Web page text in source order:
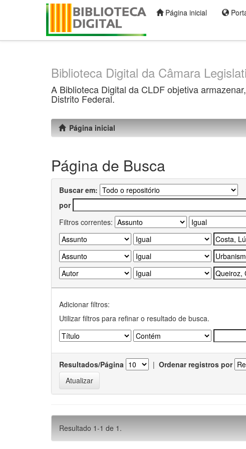
Página inicial
Biblioteca Digital da Câmara
A Biblioteca Digital da CLDF objetiva
Distrito Federal.
Página inicial
Página de Busca
Buscar em:
por
Filtros correntes:
Adicionar filtros:
Utilizar filtros para refinar o resultado de busca.
Resultados/Página | Ordenar registros por
Resultado 1-1 de 1.